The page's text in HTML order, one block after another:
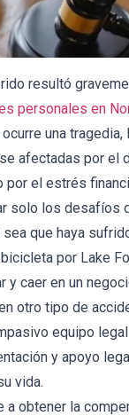
resultó
personales en
ocurre una
afectadas por el
por el estrés
solo los desafíos
sea que haya
por Lake
y caer en un
otro tipo de
equipo
y apoyo
vida.
a obtener la